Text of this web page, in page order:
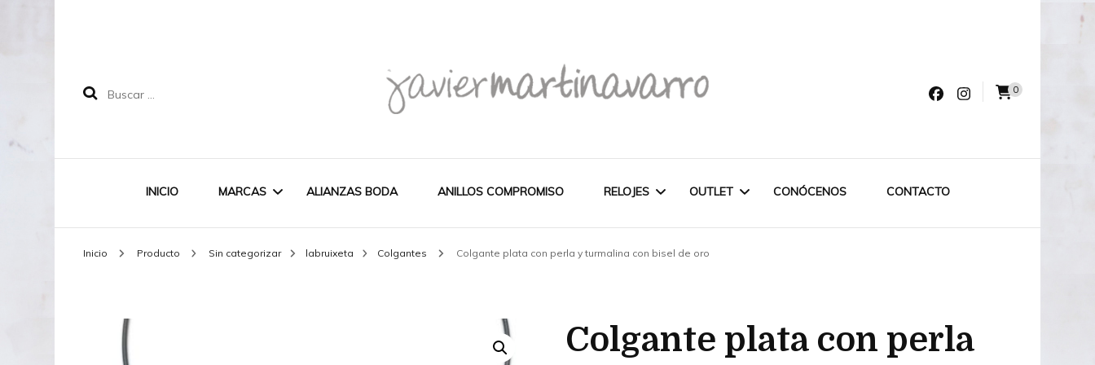
Buscar:
Joyería Javier Martinavarro
0
INICIO MARCAS ALIANZAS BODA ANILLOS COMPROMISO RELOJES
CASIO
OUTLET
OUTLET 75€
CONÓCENOS CONTACTO
Inicio Producto Sin categorizar labruixeta Colgantes Colgante plata con perla y turmalina con bisel de oro
Colgante plata con perla